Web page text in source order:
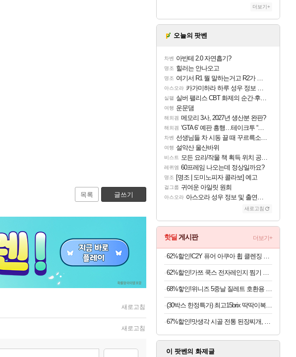
목록 글쓰기
새로고침
새로고침
더보기+
오늘의 팟벤
차벤 아반테 2.0 자연흡기?
명조 힐러는 안나오고
명조 여기서 R1 뭘 말하는거고 R2가 뭘말하는걸까요?
아스오라 카가미하라 하루 성우 정보 및 주요 필모
실팰 실버 팰리스 CBT 화제의 순간·후기 모음
여행 운문댐
해외겜 메모리 3사, 2027년 생산분 완판?
해외겜 ‘GTA 6’ 예판 흥행…테이크투 “내부 예상 크게 넘어”
차벤 선생님들 차 시동 끌 때 꾸르륵소리나는데
여행 설악산 울산바위
비스트 모든 요리/작물 책 획득 위치 공략 (36개) - 미식가 도전과제
레퀴엠 60프레임 나오는데 정상일까요?
명조 [명조 | 도미노피자 콜라보] 예고
걸그룹 귀여운 아일릿 원희
아스오라 아스오라 성우 정보 및 출연작 모음
새로고침
핫딜 게시판 더보기+
62%할인!C2Y 퓨어 아쿠아 휩 클렌징 폼, 120ml, 4개
62%할인!가쯔 쿡스 전자레인지 찜기 라면용기 특대, 다크그레이, 1L, 2개
68%핳인!위니즈 5중날 질레트 호환용 면도기날 세트, 면도기 1개 + 면도날 12개입
(30박스 한정특가) 최고15brix 딱딱이복숭아 중소과 4kg
67%할인!맛생각 시골 전통 된장찌개, 600g, 5개
이 팟벤의 화제글